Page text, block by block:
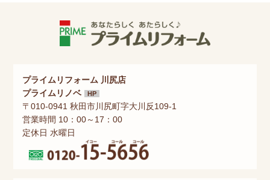
プライムリフォーム 川尻店
プライムリノベ
HP
〒010-0941 秋田市川尻町字大川反109-1
営業時間 10：00～17：00
定休日 水曜日